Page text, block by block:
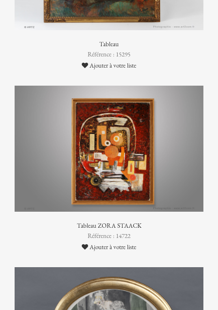
Tableau
Référence : 15295
Ajouter à votre liste
Tableau ZORA STAACK
Référence : 14722
Ajouter à votre liste